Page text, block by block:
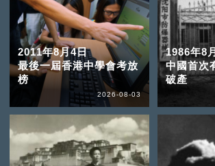
2011年8月4日
最後一屆香港中學會考放
榜
2026-08-03
1986年8
中國首次
破產